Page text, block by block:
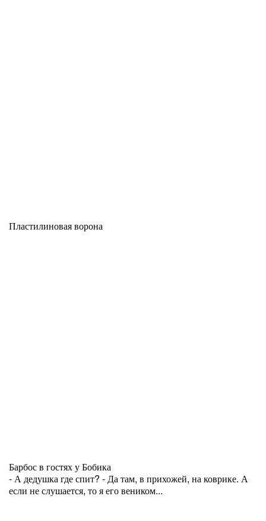
Пластилиновая ворона
Барбос в гостях у Бобика
- А дедушка где спит? - Да там, в прихожей, на коврике. А
если не слушается, то я его веником...